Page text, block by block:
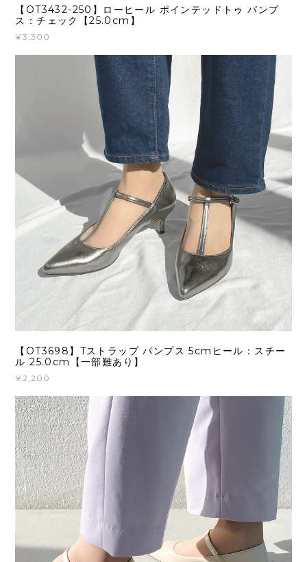
【OT3432-250】ローヒール ポインテッドトゥ パンプ
ス：チェック【25.0cm】
¥3,300
【OT3698】Tストラップ パンプス 5cmヒール：スチー
ル 25.0cm【一部難あり】
¥2,200